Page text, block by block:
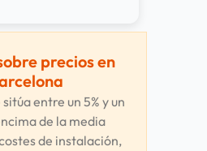
precios en
entre un 5% y un
de la media
de instalación,